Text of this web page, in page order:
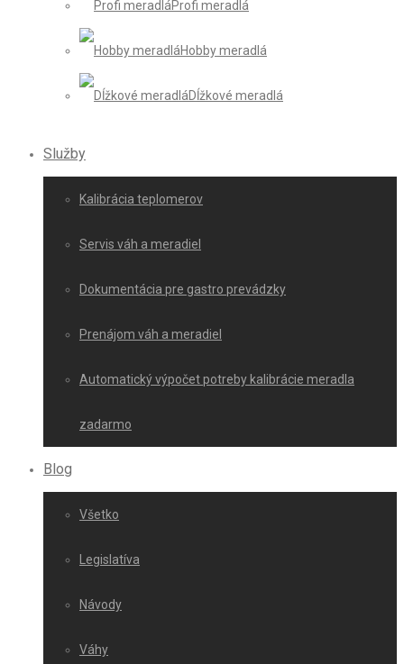
Profi meradlá
Hobby meradlá
Dĺžkové meradlá
Služby
Kalibrácia teplomerov
Servis váh a meradiel
Dokumentácia pre gastro prevádzky
Prenájom váh a meradiel
Automatický výpočet potreby kalibrácie meradla
zadarmo
Blog
Všetko
Legislatíva
Návody
Váhy